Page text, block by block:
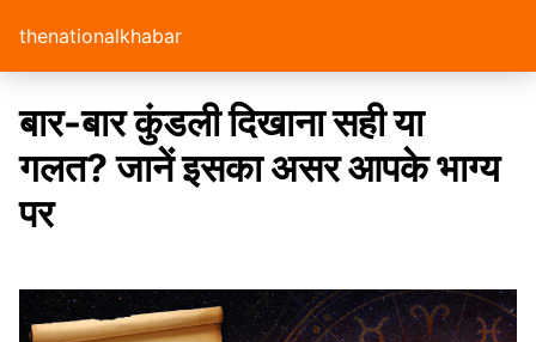
thenationalkhabar
बार-बार कुंडली दिखाना सही या
गलत? जानें इसका असर आपके भाग्य
पर